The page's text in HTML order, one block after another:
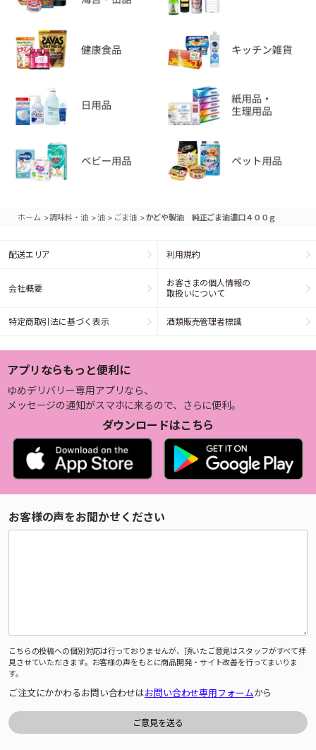
ホーム >調味料・油 >油 > ごま油 >かどや製油 純正ごま油濃口４００ｇ
配送エリア 利用規約
会社概要
お客さまの個人情報の
取扱いについて
特定商取引法に基づく表示 酒類販売管理者標識
アプリならもっと便利に
ゆめデリバリー専用アプリなら、
メッセージの通知がスマホに来るので、さらに便利。
ダウンロードはこちら
お客様の声をお聞かせください
こちらの投稿への個別対応は行っておりませんが、頂いたご意見はスタッフがすべて拝
見させていただきます。お客様の声をもとに商品開発・サイト改善を行ってまいりま
す。
ご注文にかかわるお問い合わせはお問い合わせ専用フォームから